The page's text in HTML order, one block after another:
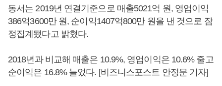
동서는 2019년 연결기준으로 매출5021억 원, 영업이익
386억3600만 원, 순이익1407억800만 원을 낸 것으로 잠
정집계됐다고 밝혔다.
2018년과 비교해 매출은 10.9%, 영업이익은 10.6% 줄고
순이익은 16.8% 늘었다. [비즈니스포스트 안정문 기자]